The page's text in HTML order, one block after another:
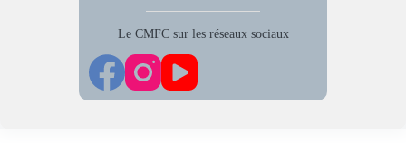
Le CMFC sur les réseaux sociaux